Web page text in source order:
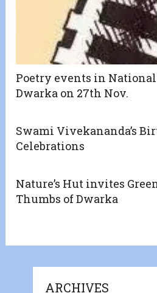
Poetry events in
Dwarka on 27th Nov.
Swami Vivekananda’s
Celebrations
Nature’s Hut invites
Thumbs of Dwarka
ARCHIVES